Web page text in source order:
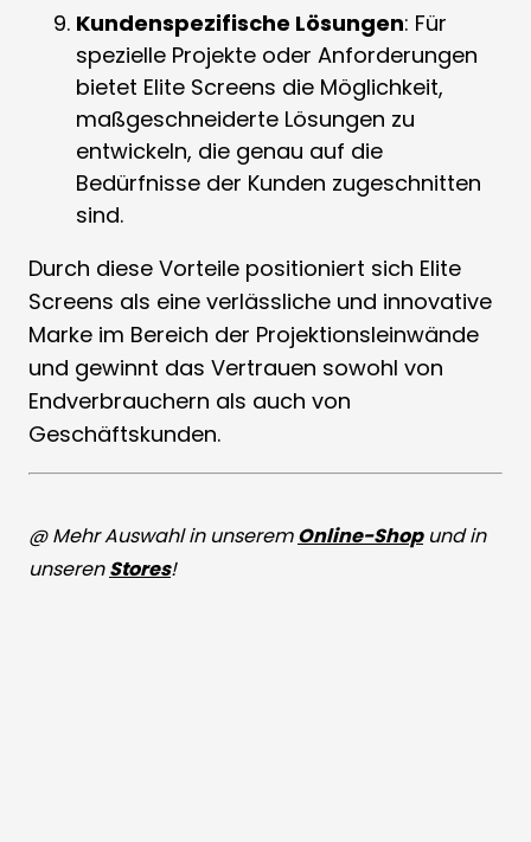
Kundenspezifische Lösungen: Für
spezielle Projekte oder Anforderungen
bietet Elite Screens die Möglichkeit,
maßgeschneiderte Lösungen zu
entwickeln, die genau auf die
Bedürfnisse der Kunden zugeschnitten
sind.
Durch diese Vorteile positioniert sich Elite
Screens als eine verlässliche und innovative
Marke im Bereich der Projektionsleinwände
und gewinnt das Vertrauen sowohl von
Endverbrauchern als auch von
Geschäftskunden.
@ Mehr Auswahl in unseremOnline-Shopund in
unserenStores!